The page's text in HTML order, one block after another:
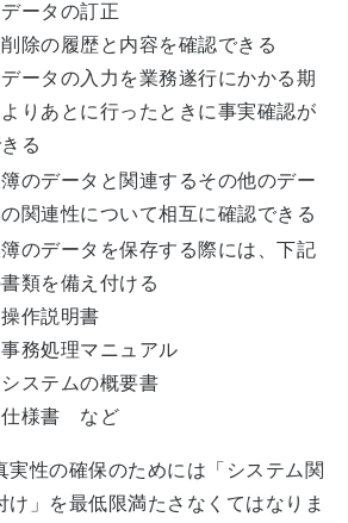
データの訂正
削除の履歴と内容を確認できる
データの入力を業務遂行にかかる期
よりあとに行ったときに事実確認が
る
のデータと関連するその他のデー
の関連性について相互に確認できる
のデータを保存する際には、下記
類を備え付ける
操作説明書
事務処理マニュアル
システムの概要書
仕様書 など
実性の確保のためには「システム関
け」を最低限満たさなくてはなりま